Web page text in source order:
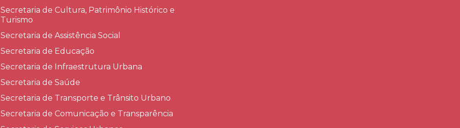
Secretaria de Cultura, Patrimônio Histórico e
Turismo
Secretaria de Assistência Social
Secretaria de Educação
Secretaria de Infraestrutura Urbana
Secretaria de Saúde
Secretaria de Transporte e Trânsito Urbano
Secretaria de Comunicação e Transparência